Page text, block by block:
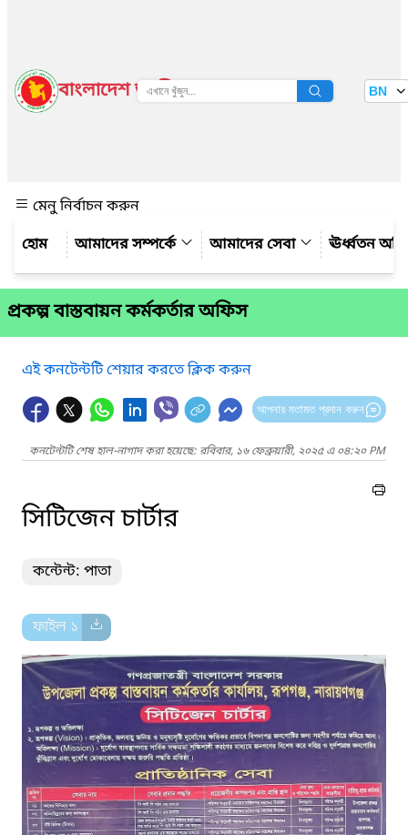
বাংলাদেশ জাতীয় তথ্য বাতায়ন BN
মেনু নির্বাচন করুন
আমাদের সম্পর্কে
আমাদের সেবা ঊর্ধ্বতন
প্রকল্প বাস্তবায়ন কর্মকর্তার অফিস
এই কনটেন্টটি শেয়ার করতে ক্লিক করুন
আপনার মতামত প্রদান করুন
কনটেন্টটি শেষ হাল-নাগাদ করা হয়েছে: রবিবার, ১৬ ফেব্রুয়ারী, ২০২৫ এ ০৪:২০ PM
সিটিজেন চার্টার
কন্টেন্ট: পাতা
ফাইল ১